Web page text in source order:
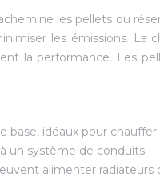
les pellets du
les émissions. La
la performance. Les
base, idéaux pour
un système de conduits.
alimenter radiateurs